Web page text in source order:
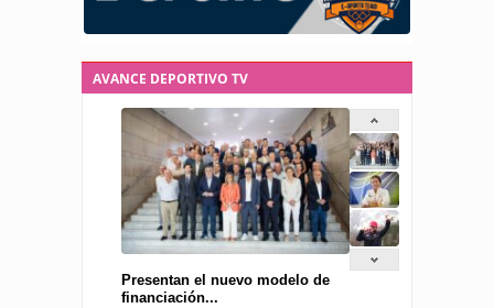
AVANCE DEPORTIVO TV
Presentan el nuevo modelo de
financiación...